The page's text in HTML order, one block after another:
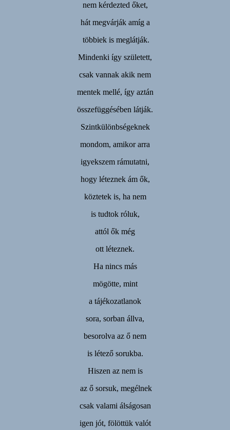
nem kérdezted őket,
hát megvárják amíg a
többiek is meglátják.
Mindenki így született,
csak vannak akik nem
mentek mellé, így aztán
összefüggésében látják.
Szintkülönbségeknek
mondom, amikor arra
igyekszem rámutatni,
hogy léteznek ám ők,
köztetek is, ha nem
is tudtok róluk,
attól ők még
ott léteznek.
Ha nincs más
mögötte, mint
a tájékozatlanok
sora, sorban állva,
besorolva az ő nem
is létező sorukba.
Hiszen az nem is
az ő sorsuk, megélnek
csak valami álságosan
igen jót, fölöttük valót